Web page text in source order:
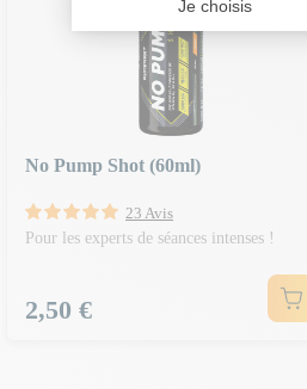
No Pump Shot (60ml)
23 Avis
Pour les experts de séances intenses !
Prix
2,50 €